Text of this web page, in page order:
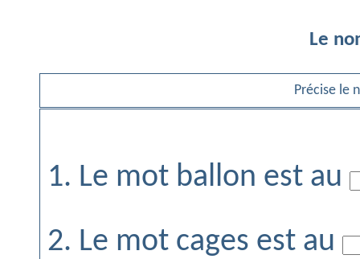
Le
Précise le
1. Le mot ballon est au
2. Le mot cages est au